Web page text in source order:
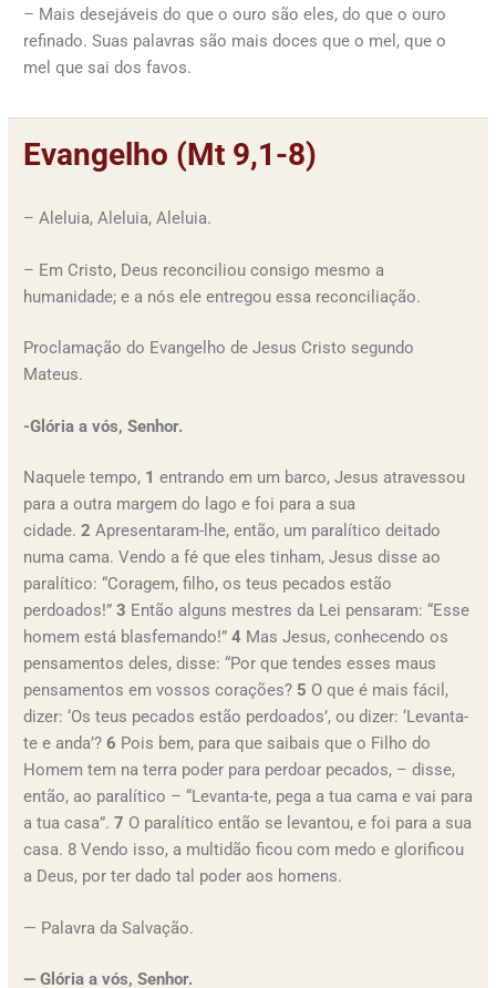
– Mais desejáveis do que o ouro são eles, do que o ouro
refinado. Suas palavras são mais doces que o mel, que o
mel que sai dos favos.
Evangelho (Mt 9,1-8)
– Aleluia, Aleluia, Aleluia.
– Em Cristo, Deus reconciliou consigo mesmo a
humanidade; e a nós ele entregou essa reconciliação.
Proclamação do Evangelho de Jesus Cristo segundo
Mateus.
-Glória a vós, Senhor.
Naquele tempo, 1 entrando em um barco, Jesus atravessou
para a outra margem do lago e foi para a sua
cidade. 2 Apresentaram-lhe, então, um paralítico deitado
numa cama. Vendo a fé que eles tinham, Jesus disse ao
paralítico: “Coragem, filho, os teus pecados estão
perdoados!” 3 Então alguns mestres da Lei pensaram: “Esse
homem está blasfemando!” 4 Mas Jesus, conhecendo os
pensamentos deles, disse: “Por que tendes esses maus
pensamentos em vossos corações? 5 O que é mais fácil,
dizer: ‘Os teus pecados estão perdoados’, ou dizer: ‘Levanta-
te e anda’? 6 Pois bem, para que saibais que o Filho do
Homem tem na terra poder para perdoar pecados, – disse,
então, ao paralítico – “Levanta-te, pega a tua cama e vai para
a tua casa”. 7 O paralítico então se levantou, e foi para a sua
casa. 8 Vendo isso, a multidão ficou com medo e glorificou
a Deus, por ter dado tal poder aos homens.
— Palavra da Salvação.
— Glória a vós, Senhor.